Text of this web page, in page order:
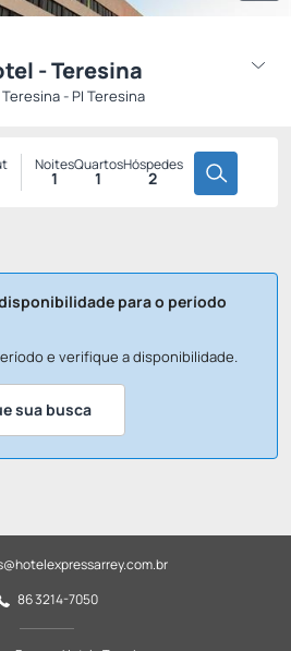
- Teresina
- PI Teresina
Noites
1
Quartos
1
Hóspedes
2
para o período
e verifique a disponibilidade.
sua busca
86 3214-7050